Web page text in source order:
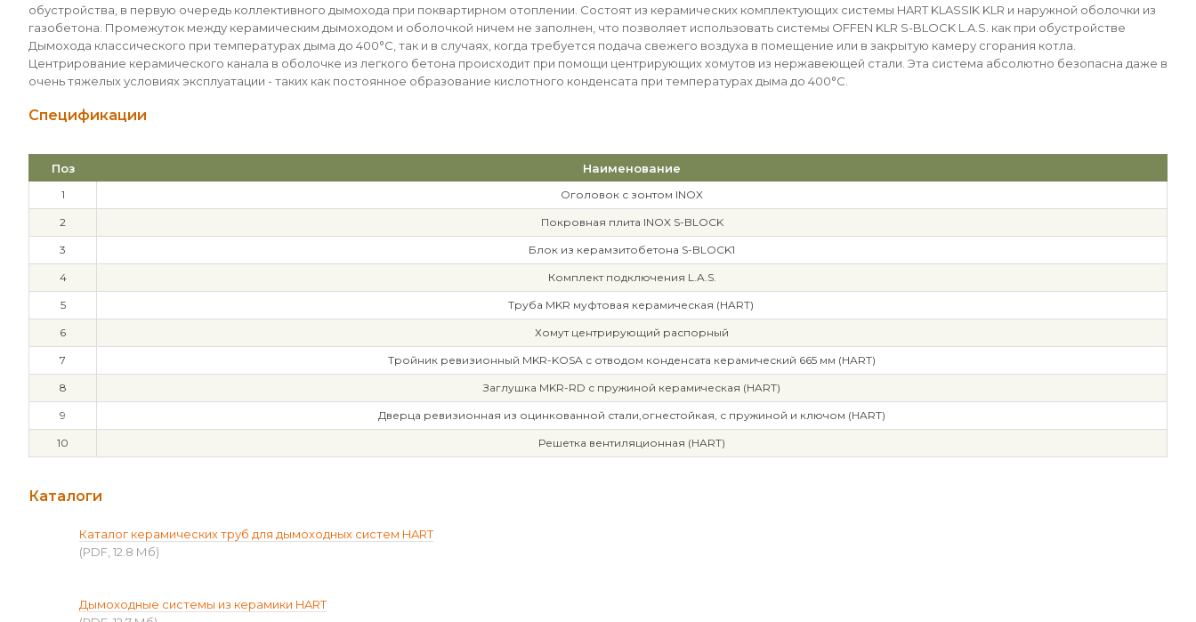
обустройства, в первую очередь коллективного дымохода при поквартирном отоплении. Состоят из керамических комплектующих системы HART KLASSIK KLR и наружной оболочки из
газобетона. Промежуток между керамическим дымоходом и оболочкой ничем не заполнен, что позволяет использовать системы OFFEN KLR S-BLOCK L.A.S. как при обустройстве
Дымохода классического при температурах дыма до 400°С, так и в случаях, когда требуется подача свежего воздуха в помещение или в закрытую камеру сгорания котла.
Центрирование керамического канала в оболочке из легкого бетона происходит при помощи центрирующих хомутов из нержавеющей стали. Эта система абсолютно безопасна даже в
очень тяжелых условиях эксплуатации - таких как постоянное образование кислотного конденсата при температурах дыма до 400°С.
Спецификации
Поз Наименование
1 Оголовок с зонтом INOX
2 Покровная плита INOX S-BLOCK
3 Блок из керамзитобетона S-BLOCK1
4 Комплект подключения L.A.S.
5 Труба MKR муфтовая керамическая (HART)
6 Хомут центрирующий распорный
7 Тройник ревизионный MKR-KOSA с отводом конденсата керамический 665 мм (HART)
8 Заглушка MKR-RD с пружиной керамическая (HART)
9 Дверца ревизионная из оцинкованной стали,огнестойкая, с пружиной и ключом (HART)
10 Решетка вентиляционная (HART)
Каталоги
Каталог керамических труб для дымоходных систем HART
(PDF, 12.8 Мб)
Дымоходные системы из керамики HART